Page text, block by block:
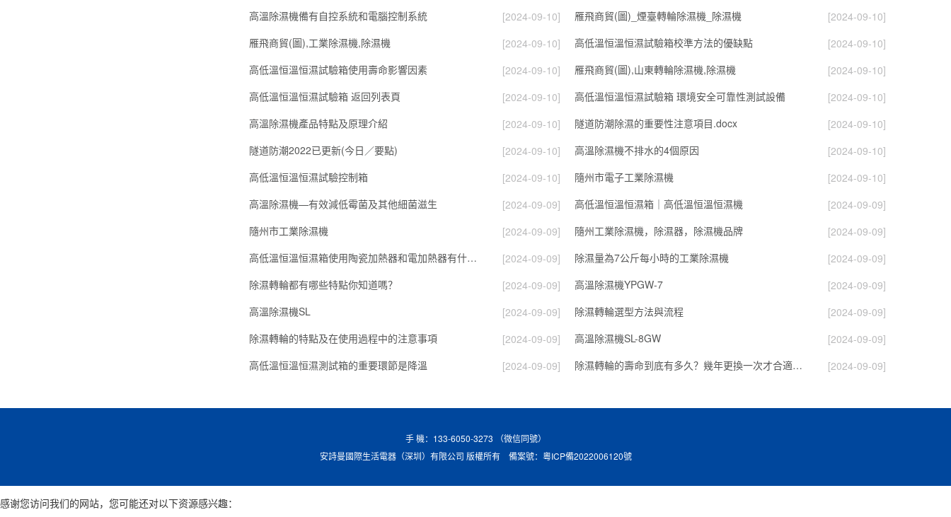
高溫除濕機備有自控系統和電腦控制系統
[2024-09-10] 雁飛商貿(圖)_煙臺轉輪除濕機_除濕機
[2024-09-10]
雁飛商貿(圖),工業除濕機,除濕機
[2024-09-10] 高低溫恒溫恒濕試驗箱校準方法的優缺點
[2024-09-10]
高低溫恒溫恒濕試驗箱使用壽命影響因素
[2024-09-10] 雁飛商貿(圖),山東轉輪除濕機,除濕機
[2024-09-10]
高低溫恒溫恒濕試驗箱 返回列表頁
[2024-09-10] 高低溫恒溫恒濕試驗箱 環境安全可靠性測試設備
[2024-09-10]
高溫除濕機產品特點及原理介紹
[2024-09-10] 隧道防潮除濕的重要性注意項目.docx
[2024-09-10]
隧道防潮2022已更新(今日／要點)
[2024-09-10] 高溫除濕機不排水的4個原因
[2024-09-10]
高低溫恒溫恒濕試驗控制箱
[2024-09-10] 隨州市電子工業除濕機
[2024-09-10]
高溫除濕機—有效減低霉菌及其他細菌滋生
[2024-09-09] 高低溫恒溫恒濕箱｜高低溫恒溫恒濕機
[2024-09-09]
隨州市工業除濕機
[2024-09-09] 隨州工業除濕機，除濕器，除濕機品牌
[2024-09-09]
高低溫恒溫恒濕箱使用陶瓷加熱器和電加熱器有什么區別！
[2024-09-09] 除濕量為7公斤每小時的工業除濕機
[2024-09-09]
除濕轉輪都有哪些特點你知道嗎？
[2024-09-09] 高溫除濕機YPGW-7
[2024-09-09]
高溫除濕機SL
[2024-09-09] 除濕轉輪選型方法與流程
[2024-09-09]
除濕轉輪的特點及在使用過程中的注意事項
[2024-09-09] 高溫除濕機SL-8GW
[2024-09-09]
高低溫恒溫恒濕測試箱的重要環節是降溫
[2024-09-09] 除濕轉輪的壽命到底有多久？幾年更換一次才合適呢？ [2024-09-09]
手 機：133-6050-3273 （微信同號）
安詩曼國際生活電器（深圳）有限公司 版權所有 備案號： 粵ICP備2022006120號
感谢您访问我们的网站，您可能还对以下资源感兴趣：